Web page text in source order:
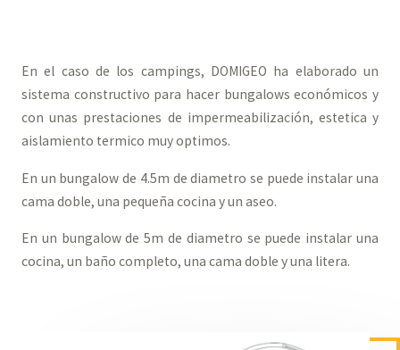
En el caso de los campings, DOMIGEO ha elaborado un
sistema constructivo para hacer bungalows económicos y
con unas prestaciones de impermeabilización, estetica y
aislamiento termico muy optimos.
En un bungalow de 4.5m de diametro se puede instalar una
cama doble, una pequeña cocina y un aseo.
En un bungalow de 5m de diametro se puede instalar una
cocina, un baño completo, una cama doble y una litera.